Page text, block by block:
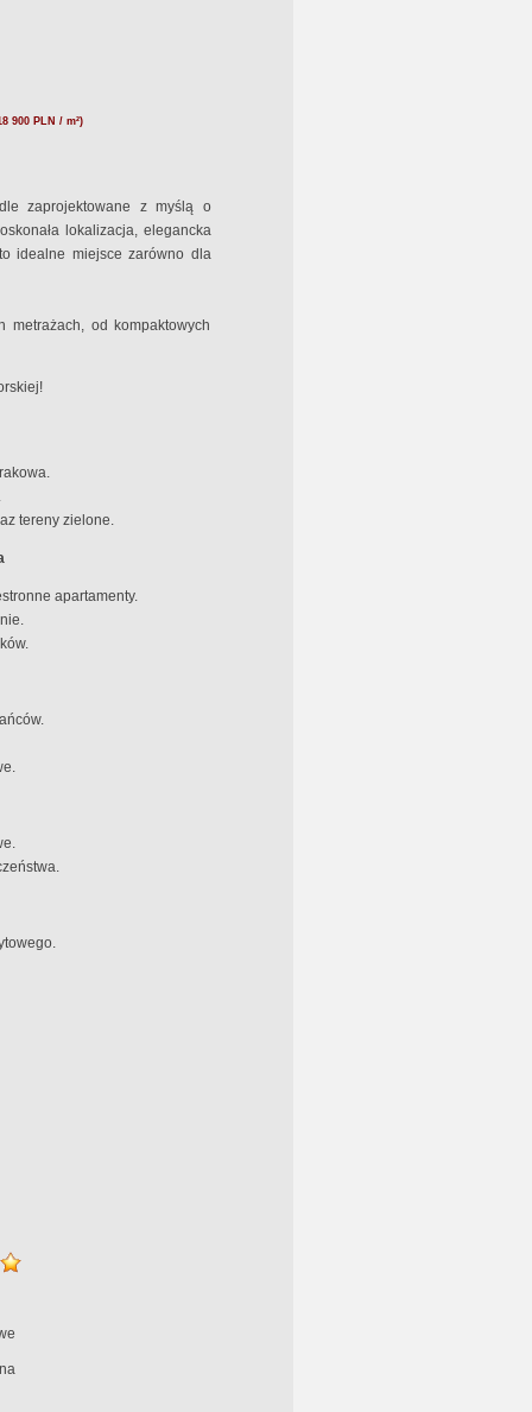
900 PLN / m²)
zaprojektowane z myślą o
lokalizacja, elegancka
idealne miejsce zarówno dla
metrażach, od kompaktowych
tereny zielone.
apartamenty.